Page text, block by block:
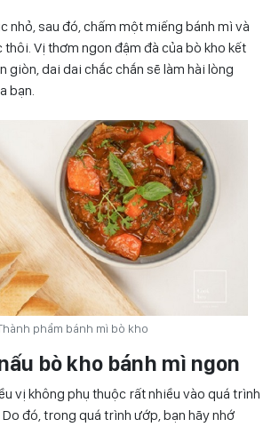
nhỏ, sau đó, chấm một miếng bánh mì và
Vị thơm ngon đậm đà của bò kho kết
giòn, dai dai chắc chắn sẽ làm hài lòng
bạn.
phẩm bánh mì bò kho
bò kho bánh mì ngon
vị không phụ thuộc rất nhiều vào quá trình
đó, trong quá trình ướp, bạn hãy nhớ